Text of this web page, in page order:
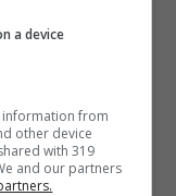
luogo
una
la porta
Si narra
a device
from
other device
with 319
and our partners